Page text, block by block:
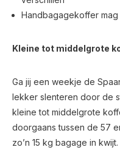
Handbagagekoffer
Kleine tot middelgrote
Ga jij een weekje de
lekker slenteren door de
kleine tot middelgrote
doorgaans tussen de 57
zo’n 15 kg bagage in